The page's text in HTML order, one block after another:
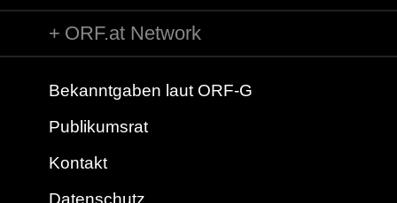
ORF.at Network
Bekanntgaben laut ORF-G
Publikumsrat
Kontakt
Datenschutz